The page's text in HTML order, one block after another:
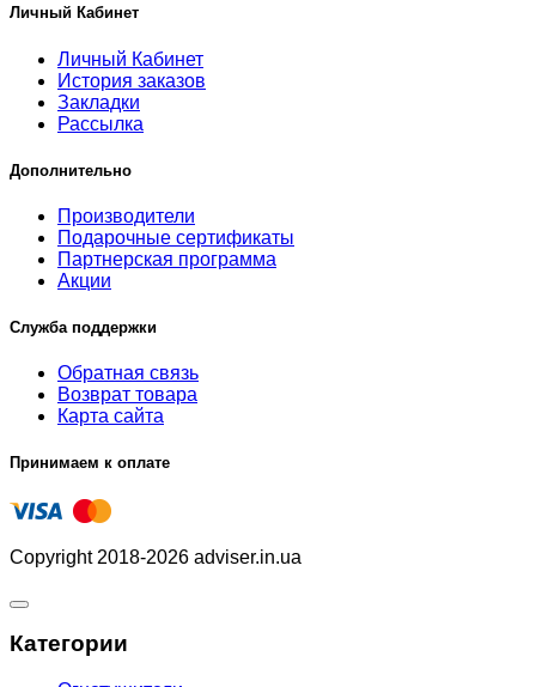
Личный Кабинет
Личный Кабинет
История заказов
Закладки
Рассылка
Дополнительно
Производители
Подарочные сертификаты
Партнерская программа
Акции
Служба поддержки
Обратная связь
Возврат товара
Карта сайта
Принимаем к оплате
Copyright 2018-2026 adviser.in.ua
Категории